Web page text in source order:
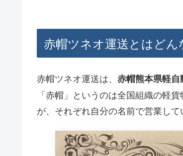
赤帽ツネオ運送とはどん
赤帽ツネオ運送は、 赤帽熊本県軽
「赤帽」というのは全国組織の軽
が、それぞれ自分の名前で営業して